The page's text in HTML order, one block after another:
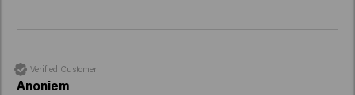
Verified Customer
Anoniem